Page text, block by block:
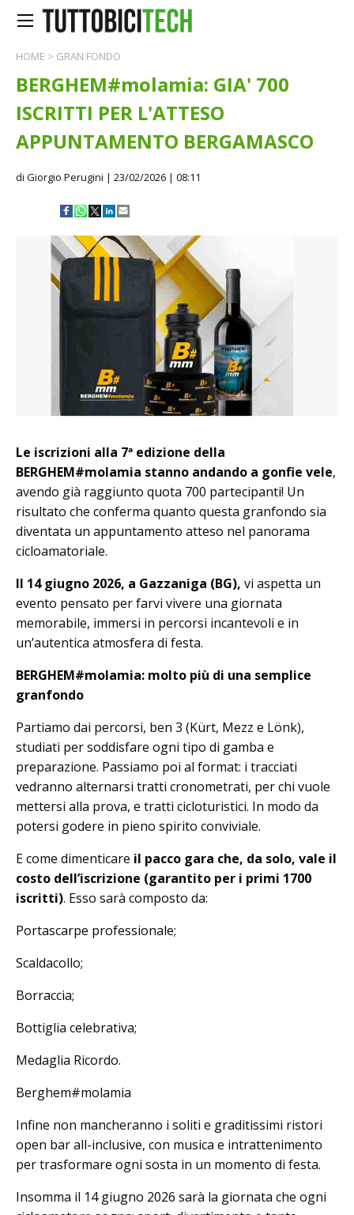
HOME > GRAN FONDO
BERGHEM#molamia: GIA' 700
ISCRITTI PER L'ATTESO
APPUNTAMENTO BERGAMASCO
di Giorgio Perugini | 23/02/2026 | 08:11
Le iscrizioni alla 7ª edizione della
BERGHEM#molamia stanno andando a gonfie vele,
avendo già raggiunto quota 700 partecipanti! Un
risultato che conferma quanto questa granfondo sia
diventata un appuntamento atteso nel panorama
cicloamatoriale.
Il 14 giugno 2026, a Gazzaniga (BG), vi aspetta un
evento pensato per farvi vivere una giornata
memorabile, immersi in percorsi incantevoli e in
un’autentica atmosfera di festa.
BERGHEM#molamia: molto più di una semplice
granfondo
Partiamo dai percorsi, ben 3 (Kürt, Mezz e Lönk),
studiati per soddisfare ogni tipo di gamba e
preparazione. Passiamo poi al format: i tracciati
vedranno alternarsi tratti cronometrati, per chi vuole
mettersi alla prova, e tratti cicloturistici. In modo da
potersi godere in pieno spirito conviviale.
E come dimenticare il pacco gara che, da solo, vale il
costo dell’iscrizione (garantito per i primi 1700
iscritti). Esso sarà composto da:
Portascarpe professionale;
Scaldacollo;
Borraccia;
Bottiglia celebrativa;
Medaglia Ricordo.
Berghem#molamia
Infine non mancheranno i soliti e graditissimi ristori
open bar all-inclusive, con musica e intrattenimento
per trasformare ogni sosta in un momento di festa.
Insomma il 14 giugno 2026 sarà la giornata che ogni